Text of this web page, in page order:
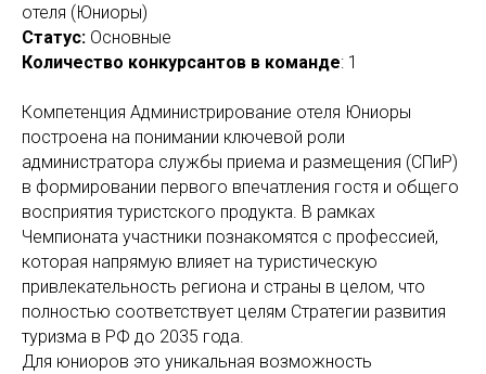
отеля (Юниоры)
Статус: Основные
Количество конкурсантов в команде: 1
Компетенция Администрирование отеля Юниоры
построена на понимании ключевой роли
администратора службы приема и размещения (СПиР)
в формировании первого впечатления гостя и общего
восприятия туристского продукта. В рамках
Чемпионата участники познакомятся с профессией,
которая напрямую влияет на туристическую
привлекательность региона и страны в целом, что
полностью соответствует целям Стратегии развития
туризма в РФ до 2035 года.
Для юниоров это уникальная возможность